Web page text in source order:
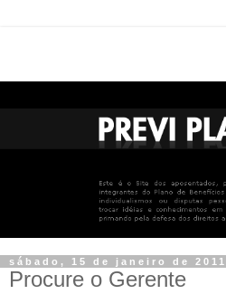
sábado, 15 de janeiro de 2011
Procure o Gerente